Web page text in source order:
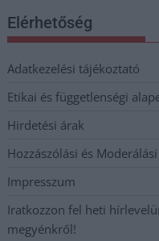
Elérhetőség
Adatkezelési tájékoztató
Etikai és függetlenségi
Hirdetési árak
Hozzászólási és
Impresszum
Iratkozzon fel heti
megyénkről!